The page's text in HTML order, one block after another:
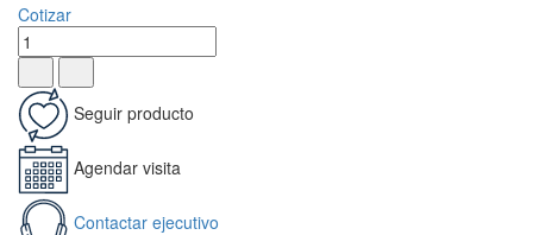
Cotizar
Seguir producto
Agendar visita
Contactar ejecutivo